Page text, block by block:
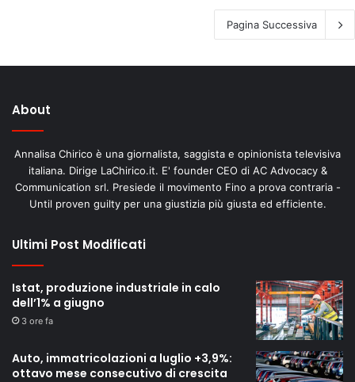
Pagina Successiva
About
Annalisa Chirico è una giornalista, saggista e opinionista televisiva
italiana. Dirige LaChirico.it. E' founder CEO di AC Advocacy &
Communication srl. Presiede il movimento Fino a prova contraria -
Until proven guilty per una giustizia più giusta ed efficiente.
Ultimi Post Modificati
Istat, produzione industriale in calo
dell’1% a giugno
3 ore fa
Auto, immatricolazioni a luglio +3,9%:
ottavo mese consecutivo di crescita